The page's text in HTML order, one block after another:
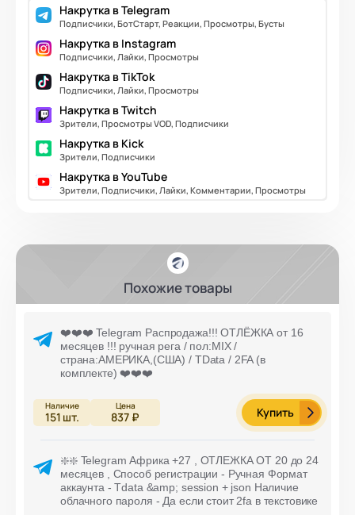
Накрутка в Telegram
Подписчики, БотСтарт, Реакции, Просмотры, Бусты
Накрутка в Instagram
Подписчики, Лайки, Просмотры
Накрутка в TikTok
Подписчики, Лайки, Просмотры
Накрутка в Twitch
Зрители, Просмотры VOD, Подписчики
Накрутка в Kick
Зрители, Подписчики
Накрутка в YouTube
Зрители, Подписчики, Лайки, Комментарии, Просмотры
Похожие товары
❤️❤️❤️ Telegram Распродажа!!! ОТЛЁЖКА от 16
месяцев !!! ручная рега / пол:MIX /
страна:АМЕРИКА,(США) / TData / 2FA (в
комплекте) ❤️❤️❤️
151 шт. 837 ₽ Купить
❇️❇️ Telegram Африка +27 , ОТЛЕЖКА ОТ 20 до 24
месяцев , Способ регистрации - Ручная Формат
аккаунта - Tdata &amp; session + json Наличие
облачного пароля - Да если стоит 2fa в текстовике